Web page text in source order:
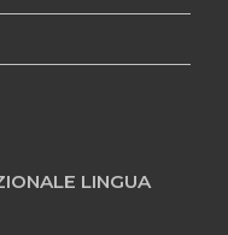
LINGUA